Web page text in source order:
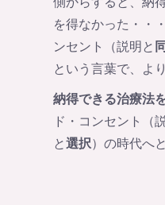
を得なかった・・
ンセント（説明と
という言葉で、よ
納得できる治療法
ド・コンセント（
と選択）の時代へ